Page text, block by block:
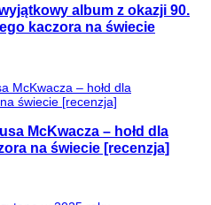
album z okazji 90.
kaczora na świecie
McKwacza – hołd dla
na świecie [recenzja]